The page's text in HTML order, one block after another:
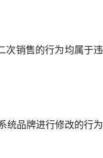
次销售的行为均属于违
统品牌进行修改的行为